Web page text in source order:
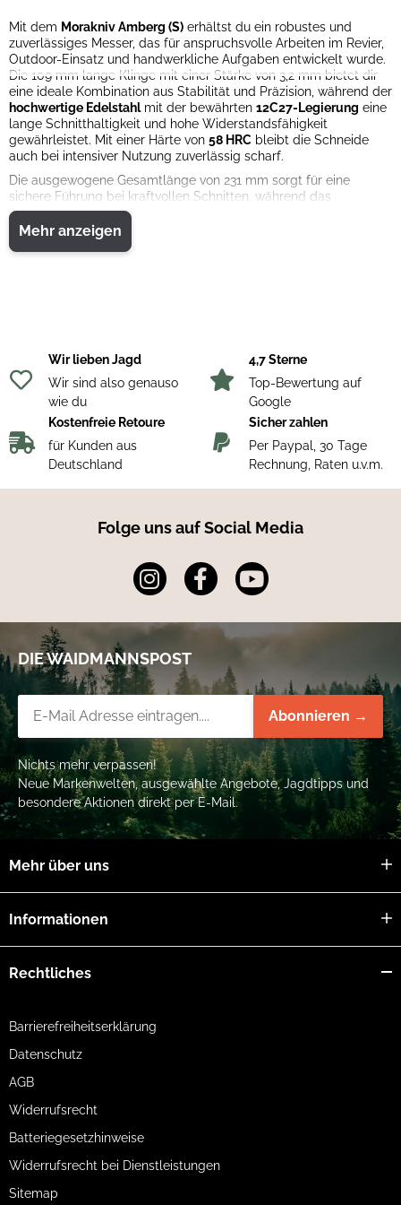
Mit dem Morakniv Amberg (S) erhältst du ein robustes und
zuverlässiges Messer, das für anspruchsvolle Arbeiten im Revier,
Outdoor-Einsatz und handwerkliche Aufgaben entwickelt wurde.
Die 109 mm lange Klinge mit einer Stärke von 3,2 mm bietet dir
eine ideale Kombination aus Stabilität und Präzision, während der
hochwertige Edelstahlmit der bewährten 12C27-Legierung eine
lange Schnitthaltigkeit und hohe Widerstandsfähigkeit
gewährleistet. Mit einer Härte von 58 HRC bleibt die Schneide
auch bei intensiver Nutzung zuverlässig scharf.
Die ausgewogene Gesamtlänge von 231 mm sorgt für eine
sichere Führung bei kraftvollen Schnitten, während das
Nettogewicht von nur 0,1676 kg ein ermüdungsfreies Arbeiten
ermöglicht. Durch die durchdachte Form liegt das Messer
angenehm in der Hand und bietet dir volle Kontrolle in jeder
Artikelnummer
14549
Klingenlänge
109 mm
Klingenstärke
Produktlänge
247 mm
Produktbreite
44,0 mm
Härte
Mehr anzeigen
Wir lieben Jagd
Wir sind also genauso
wie du
4,7 Sterne
Top-Bewertung auf
Google
Kostenfreie Retoure
für Kunden aus
Deutschland
Sicher zahlen
Per Paypal, 30 Tage
Rechnung, Raten u.v.m.
Folge uns auf Social Media
DIE WAIDMANNSPOST
Abonnieren →
Nichts mehr verpassen!
Neue Markenwelten, ausgewählte Angebote, Jagdtipps und
besondere Aktionen direkt per E-Mail.
Mehr über uns
Informationen
Rechtliches
Barrierefreiheitserklärung
Datenschutz
AGB
Widerrufsrecht
Batteriegesetzhinweise
Widerrufsrecht bei Dienstleistungen
Sitemap